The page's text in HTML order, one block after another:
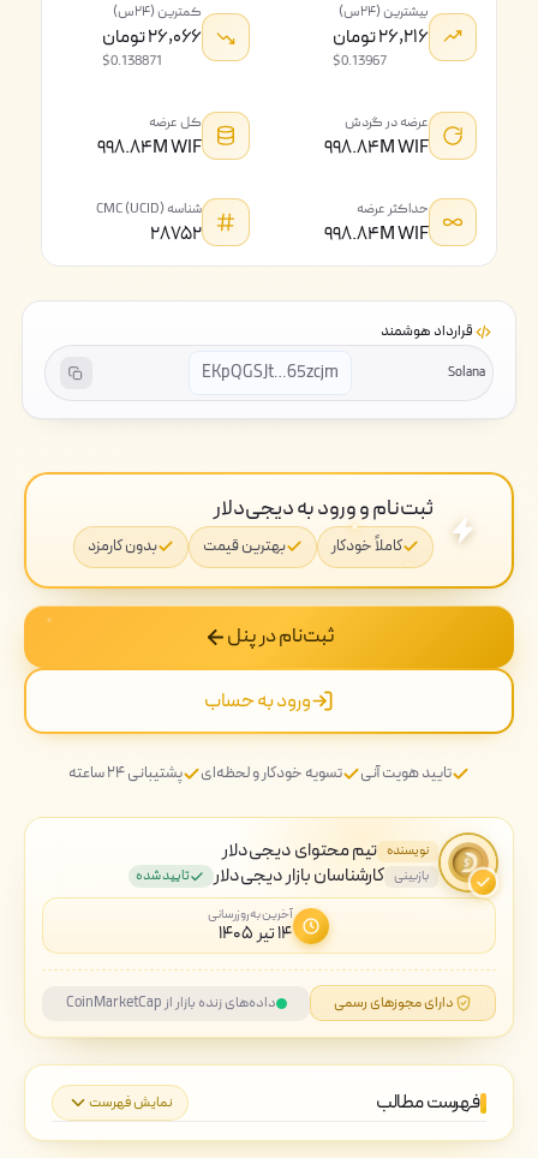
بیشترین (۲۴س)
۲۶,۲۱۶ تومان
$0.13967
کمترین (۲۴س)
۲۶,۰۶۶ تومان
$0.138871
عرضه در گردش
۹۹۸.۸۴M WIF
کل عرضه
۹۹۸.۸۴M WIF
حداکثر عرضه
۹۹۸.۸۴M WIF
شناسه CMC (UCID)
۲۸۷۵۲
قرارداد هوشمند
Solana
EKpQGSJt…65zcjm
ثبت‌نام و ورود به دیجی‌دلار
کاملاً خودکار بهترین قیمت بدون کارمزد
ثبت‌نام در پنل
ورود به حساب
تایید هویت آنی تسویه خودکار و لحظه‌ای پشتیبانی ۲۴ ساعته
نویسنده تیم محتوای دیجی‌دلار
بازبینی کارشناسان بازار دیجی‌دلار تایید شده
آخرین به‌روزرسانی
۱۴ تیر ۱۴۰۵
دارای مجوزهای رسمی داده‌های زنده بازار از CoinMarketCap
فهرست مطالب نمایش فهرست
داگ ویف هت چیست؟